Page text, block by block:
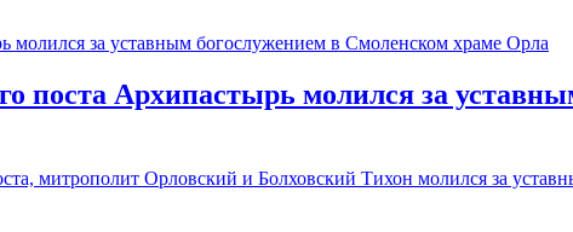
поста Архипастырь молился за
митрополит Орловский и Болховский Тихон молился за